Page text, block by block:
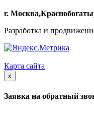
г.
Разработка и
Карта сайта
x
Заявка на обратный